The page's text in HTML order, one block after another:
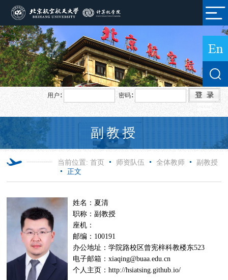
用户∶ 密码∶
副教授
当前位置:首页 师资队伍 全体教师
副教授
正文
姓名：夏清
职称：副教授
座机：
邮编：100191
办公地址：学院路校区曾宪梓科教楼东523
电子邮箱：xiaqing@buaa.edu.cn
个人主页：http://hsiatsing.github.io/